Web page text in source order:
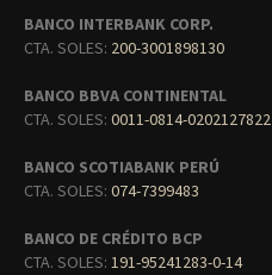
BANCO INTERBANK CORP.
CTA. SOLES: 200-3001898130
BANCO BBVA CONTINENTAL
CTA. SOLES: 0011-0814-0202127822
BANCO SCOTIABANK PERÚ
CTA. SOLES: 074-7399483
BANCO DE CRÉDITO BCP
CTA. SOLES: 191-95241283-0-14